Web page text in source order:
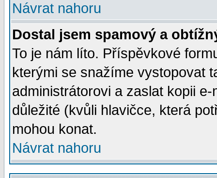
Návrat nahoru
Dostal jsem spamový a
To je nám líto. Příspěvkové
kterými se snažíme vystopovat
administrátorovi a zaslat kopii
důležité (kvůli hlavičce, která
mohou konat.
Návrat nahoru